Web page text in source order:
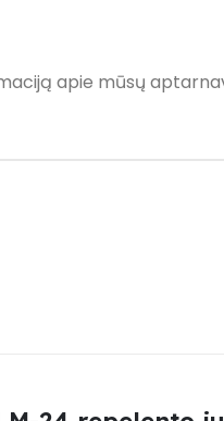
apie mūsų